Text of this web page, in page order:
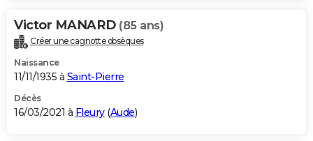
Victor MANARD (85 ans)
Créer une cagnotte obsèques
Naissance
11/11/1935 à Saint-Pierre
Décès
16/03/2021 à Fleury(Aude)